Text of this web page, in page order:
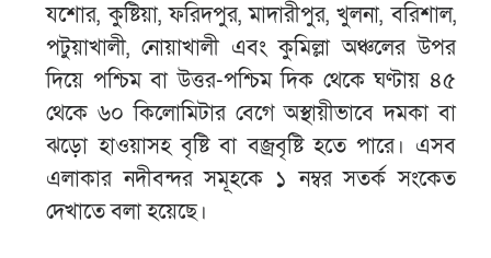
যশোর, কুষ্টিয়া, ফরিদপুর, মাদারীপুর, খুলনা, বরিশাল,
পটুয়াখালী, নোয়াখালী এবং কুমিল্লা অঞ্চলের উপর
দিয়ে পশ্চিম বা উত্তর-পশ্চিম দিক থেকে ঘণ্টায় ৪৫
থেকে ৬০ কিলোমিটার বেগে অস্থায়ীভাবে দমকা বা
ঝড়ো হাওয়াসহ বৃষ্টি বা বজ্রবৃষ্টি হতে পারে। এসব
এলাকার নদীবন্দর সমূহকে ১ নম্বর সতর্ক সংকেত
দেখাতে বলা হয়েছে।